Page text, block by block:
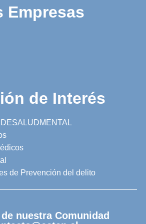
Empresas
de Interés
de Prevención del delito
nuestra Comunidad